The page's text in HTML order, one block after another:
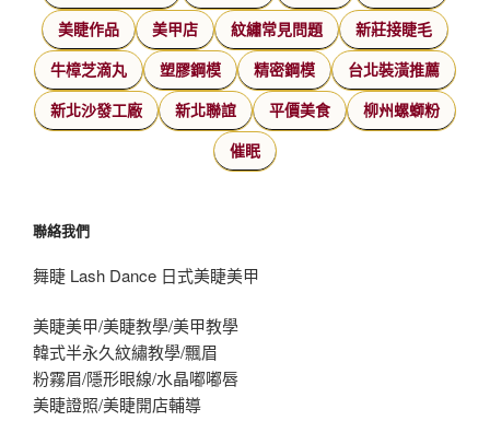
美睫作品 美甲店 紋繡常見問題 新莊接睫毛
牛樟芝滴丸 塑膠鋼模 精密鋼模 台北裝潢推薦
新北沙發工廠 新北聯誼 平價美食 柳州螺螄粉
催眠
聯絡我們
舞睫 Lash Dance 日式美睫美甲
美睫美甲/美睫教學/美甲教學
韓式半永久紋繡教學/飄眉
粉霧眉/隱形眼線/水晶嘟嘟唇
美睫證照/美睫開店輔導